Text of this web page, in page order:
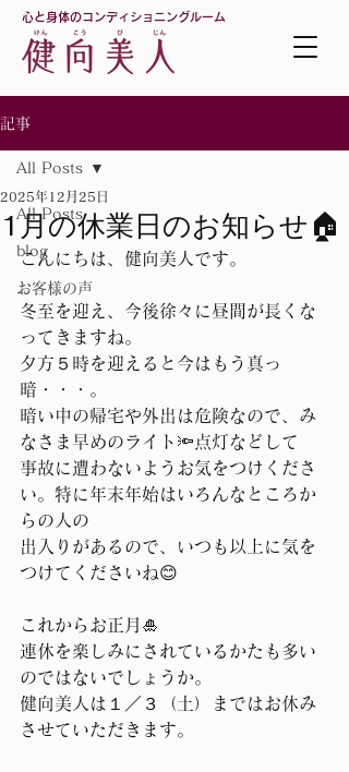
心と身体のコンディショニングルーム
記事
All Posts
blog
お客様の声
All Posts
1月の休業日のお知らせ🏠
2025年12月25日
こんにちは、健向美人です。
冬至を迎え、今後徐々に昼間が長くな
ってきますね。
夕方５時を迎えると今はもう真っ
暗・・・。
暗い中の帰宅や外出は危険なので、み
なさま早めのライト🔦点灯などして
事故に遭わないようお気をつけくださ
い。特に年末年始はいろんなところか
らの人の
出入りがあるので、いつも以上に気を
つけてくださいね😊
これからお正月🎍
連休を楽しみにされているかたも多い
のではないでしょうか。
健向美人は１／３（土）まではお休み
させていただきます。